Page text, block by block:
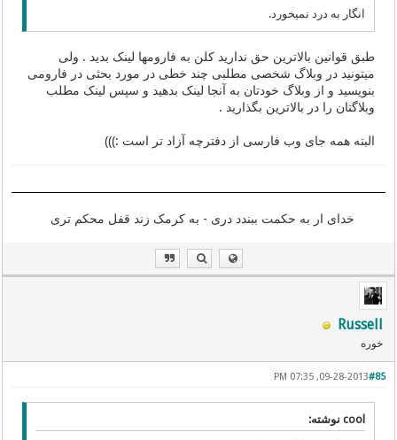
انگار به درد نمیخورد.
طبق قوانین بالاترین حق ندارید کلن به فارومها لینک بدید . ولی
میتونید در وبلاگ شخصی مطلبی چند خطی در مورد بحثی در فارومی
بنویسید و از وبلاگ خودتان به آنجا لینک بدهید و سپس لینک مطلب
وبلاگتان را در بالاترین بگذارید .
البته همه جای وب فارسی از دفترچه آزاد تر است :)))
خدای ار به حکمت ببندد دری - به کرمک زند قفل محکم تری
Russell
خوره
#85
09-28-2013, 07:35 PM
cool نوشته: